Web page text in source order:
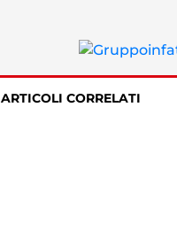
ARTICOLI CORRELATI